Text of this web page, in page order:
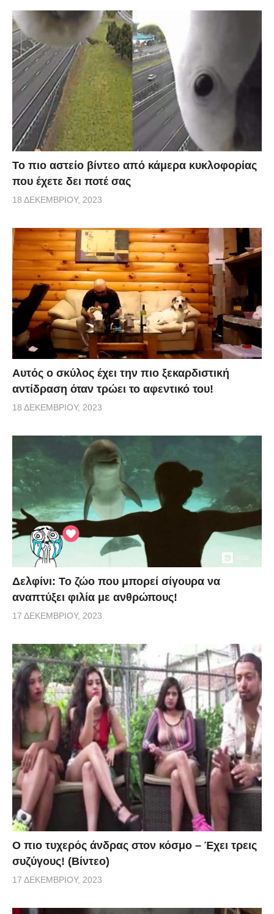
Το πιο αστείο βίντεο από κάμερα κυκλοφορίας
που έχετε δει ποτέ σας
18 ΔΕΚΕΜΒΡΊΟΥ, 2023
Αυτός ο σκύλος έχει την πιο ξεκαρδιστική
αντίδραση όταν τρώει το αφεντικό του!
18 ΔΕΚΕΜΒΡΊΟΥ, 2023
Δελφίνι: Το ζώο που μπορεί σίγουρα να
αναπτύξει φιλία με ανθρώπους!
17 ΔΕΚΕΜΒΡΊΟΥ, 2023
Ο πιο τυχερός άνδρας στον κόσμο – Έχει τρεις
συζύγους! (Βίντεο)
17 ΔΕΚΕΜΒΡΊΟΥ, 2023